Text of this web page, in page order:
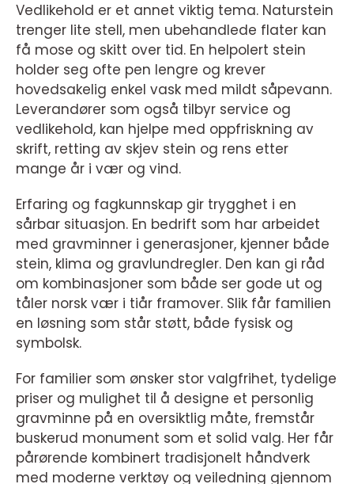
Vedlikehold er et annet viktig tema. Naturstein
trenger lite stell, men ubehandlede flater kan
få mose og skitt over tid. En helpolert stein
holder seg ofte pen lengre og krever
hovedsakelig enkel vask med mildt såpevann.
Leverandører som også tilbyr service og
vedlikehold, kan hjelpe med oppfriskning av
skrift, retting av skjev stein og rens etter
mange år i vær og vind.
Erfaring og fagkunnskap gir trygghet i en
sårbar situasjon. En bedrift som har arbeidet
med gravminner i generasjoner, kjenner både
stein, klima og gravlundregler. Den kan gi råd
om kombinasjoner som både ser gode ut og
tåler norsk vær i tiår framover. Slik får familien
en løsning som står støtt, både fysisk og
symbolsk.
For familier som ønsker stor valgfrihet, tydelige
priser og mulighet til å designe et personlig
gravminne på en oversiktlig måte, fremstår
buskerud monument som et solid valg. Her får
pårørende kombinert tradisjonelt håndverk
med moderne verktøy og veiledning gjennom